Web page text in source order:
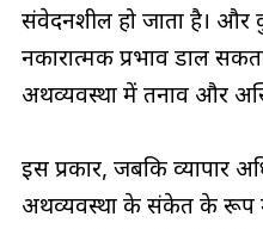
संवेदनशील हो जाता है।
नकारात्मक प्रभाव डाल
अर्थव्यवस्था में तनाव और
इस प्रकार, जबकि
अर्थव्यवस्था के संकेत के रूप